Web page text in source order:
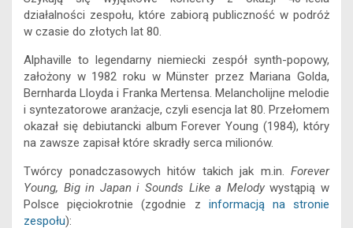
b
o
o
k
l
e
n
g
e
r
s
A
p
p
s
k
y
a
s
e
I
n
L
n
k
działalności zespołu, które zabiorą publiczność w podróż
w czasie do złotych lat 80.
Alphaville to legendarny niemiecki zespół synth-popowy,
założony w 1982 roku w Münster przez Mariana Golda,
Bernharda Lloyda i Franka Mertensa. Melancholijne melodie
i syntezatorowe aranżacje, czyli esencja lat 80. Przełomem
okazał się debiutancki album Forever Young (1984), który
na zawsze zapisał które skradły serca milionów.
Twórcy ponadczasowych hitów takich jak m.in. Forever
Young, Big in Japan i Sounds Like a Melodywystąpią w
Polsce pięciokrotnie (zgodnie z informacją na stronie
zespołu):